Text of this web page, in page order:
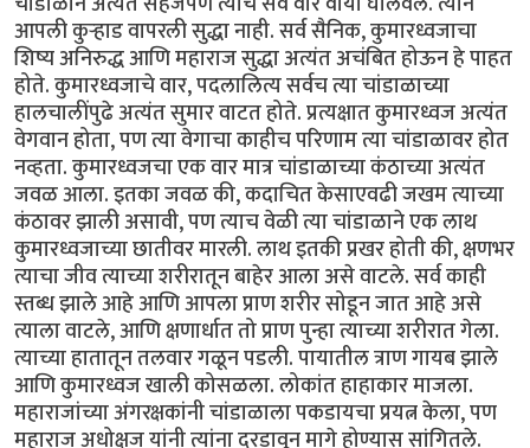
आपली कुऱ्हाड वापरली सुद्धा नाही. सर्व सैनिक, कुमारध्वजाचा
शिष्य अनिरुद्ध आणि महाराज सुद्धा अत्यंत अचंबित होऊन हे पाहत
होते. कुमारध्वजाचे वार, पदलालित्य सर्वच त्या चांडाळाच्या
हालचालींपुढे अत्यंत सुमार वाटत होते. प्रत्यक्षात कुमारध्वज अत्यंत
वेगवान होता, पण त्या वेगाचा काहीच परिणाम त्या चांडाळावर होत
नव्हता. कुमारध्वजचा एक वार मात्र चांडाळाच्या कंठाच्या अत्यंत
जवळ आला. इतका जवळ की, कदाचित केसाएवढी जखम त्याच्या
कंठावर झाली असावी, पण त्याच वेळी त्या चांडाळाने एक लाथ
कुमारध्वजाच्या छातीवर मारली. लाथ इतकी प्रखर होती की, क्षणभर
त्याचा जीव त्याच्या शरीरातून बाहेर आला असे वाटले. सर्व काही
स्तब्ध झाले आहे आणि आपला प्राण शरीर सोडून जात आहे असे
त्याला वाटले, आणि क्षणार्धात तो प्राण पुन्हा त्याच्या शरीरात गेला.
त्याच्या हातातून तलवार गळून पडली. पायातील त्राण गायब झाले
आणि कुमारध्वज खाली कोसळला. लोकांत हाहाकार माजला.
महाराजांच्या अंगरक्षकांनी चांडाळाला पकडायचा प्रयत्न केला, पण
महाराज अधोक्षज यांनी त्यांना दरडावून मागे होण्यास सांगितले.